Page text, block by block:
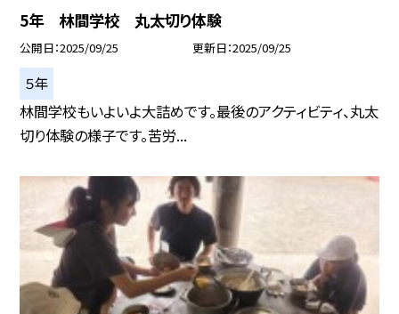
5年 林間学校 丸太切り体験
公開日 2025/09/25 更新日 2025/09/25
５年
林間学校もいよいよ大詰めです。最後のアクティビティ、丸太
切り体験の様子です。苦労...